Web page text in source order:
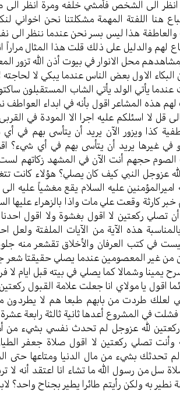
انظر الى الشخص فأمشي خلفه ومرة انظر الى
هنا اللفتة المهمة مشكلتنا نحن
هذا ليس بسر نحن عندما ننظر الى
لهم والدليل على ذلك قلت هذا المثال
محل الانوار في بيوت أذن الله تزور
البكاء الاول بعض الناس عندما يبكي لا
يأتي الولد يأتي الشاب المستقبلون
هذه المشاعر اقول بأنه في ابداء
قل لا اسئلكم عليه اجرا الا المودة في
كذا ويزور الآن يريد أن يتأسى بهم في
في غيرها يريد أن يتأسى بهم في أي شيء؟
حجهم أنت الآن في المشهد زكاتهم لست
عزوجل النبي كيف كان يصلي؟ هؤلاء كانت
اميرالمؤمنين عليه السلام يقع مغشياً عليه
خبر كارثة وقعت علي مات واذا بالزهراء
أن تصلي ركعتين لا اقول بغشوة ولا اقول
هذه الآية من الآيات الملفتة ولعل
في كتب العرفان والأخلاق تقشعر منه
غير المعصومين عندما يصلي حقيقتا شعر
يمينا وشمالا كما يصلي في بيته قبل ايام لا
اقول يا مولاي انا جعلت علامة القبول
لعلك طردت من بابهم طبعا هم لا يطردون من
في المشروع أعدها ثانية ثالثة رابعة
لله عزوجل لم تحدث نفسي بشيء من
وأنت تصلي ركعتين لا اقول صلاة جعفر
تحدثك بشيء من مال الدنيا ومتاعها حتى
سل من رسول الله ما تشاء انا اعتقد أنه لا
نطير به ولكن رأيتم طائرا يطير بجناح واحد؟